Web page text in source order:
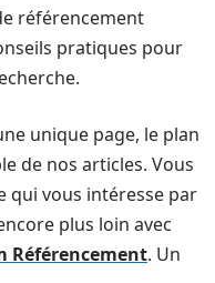
référencement
pratiques pour
unique page, le plan
de nos articles. Vous
qui vous intéresse par
plus loin avec
Référencement. Un